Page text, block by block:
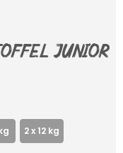
Junior
2 x 12 kg